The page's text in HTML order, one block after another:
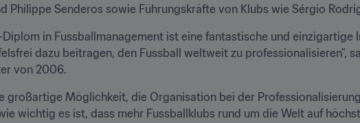
Philippe Senderos sowie Führungskräfte von Klubs wie Sérgio
Diplom in Fussballmanagement ist eine fantastische und
dazu beitragen, den Fussball weltweit zu professionalisieren",
von 2006.
großartige Möglichkeit, die Organisation bei der
wichtig es ist, dass mehr Fussballklubs rund um die Welt auf